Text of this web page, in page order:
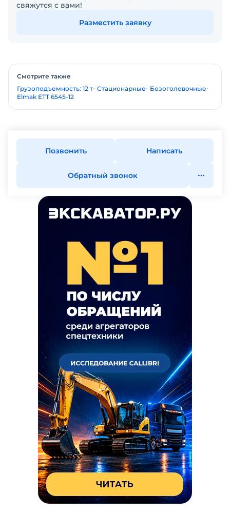
свяжутся с вами!
Разместить заявку
Смотрите также
Грузоподъемность: 12 т Стационарные
Безоголовочные
Elmak ETT 6545-12
Позвонить Написать
Обратный звонок